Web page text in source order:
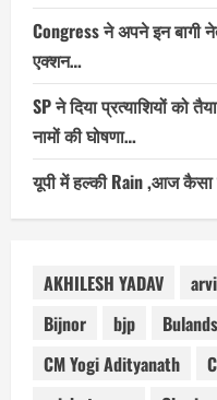
Congress ने अपने इन
एक्शन…
SP ने दिया प्रत्याशियों को
नामों की घोषणा…
यूपी में हल्की Rain ,आज कैसा
AKHILESH YADAV
Bijnor
bjp
CM Yogi Adityanath